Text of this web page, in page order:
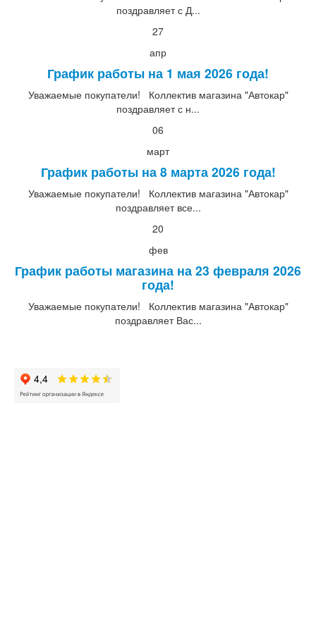
поздравляет с Д...
27
апр
График работы на 1 мая 2026 года!
Уважаемые покупатели! Коллектив магазина "Автокар"
поздравляет с н...
06
март
График работы на 8 марта 2026 года!
Уважаемые покупатели! Коллектив магазина "Автокар"
поздравляет все...
20
фев
График работы магазина на 23 февраля 2026
года!
Уважаемые покупатели! Коллектив магазина "Автокар"
поздравляет Вас...